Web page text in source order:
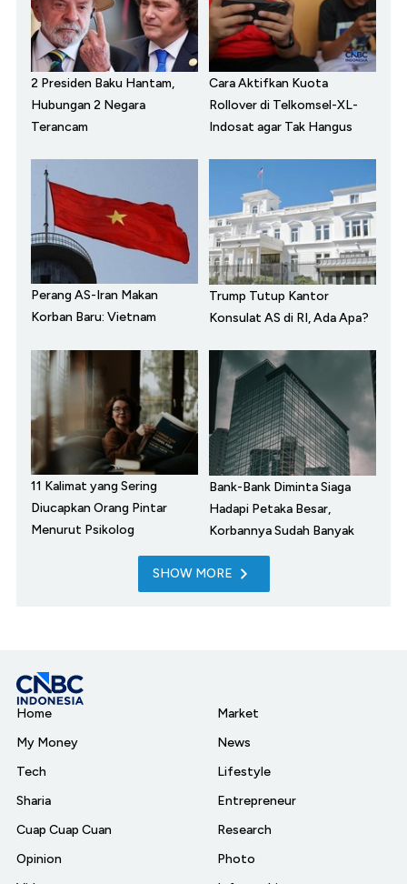
2 Presiden Baku Hantam,
Hubungan 2 Negara
Terancam
Cara Aktifkan Kuota
Rollover di Telkomsel-XL-
Indosat agar Tak Hangus
Perang AS-Iran Makan
Korban Baru: Vietnam
Trump Tutup Kantor
Konsulat AS di RI, Ada Apa?
11 Kalimat yang Sering
Diucapkan Orang Pintar
Menurut Psikolog
Bank-Bank Diminta Siaga
Hadapi Petaka Besar,
Korbannya Sudah Banyak
SHOW MORE
Home
My Money
Tech
Sharia
Cuap Cuap Cuan
Opinion
Market
News
Lifestyle
Entrepreneur
Research
Photo